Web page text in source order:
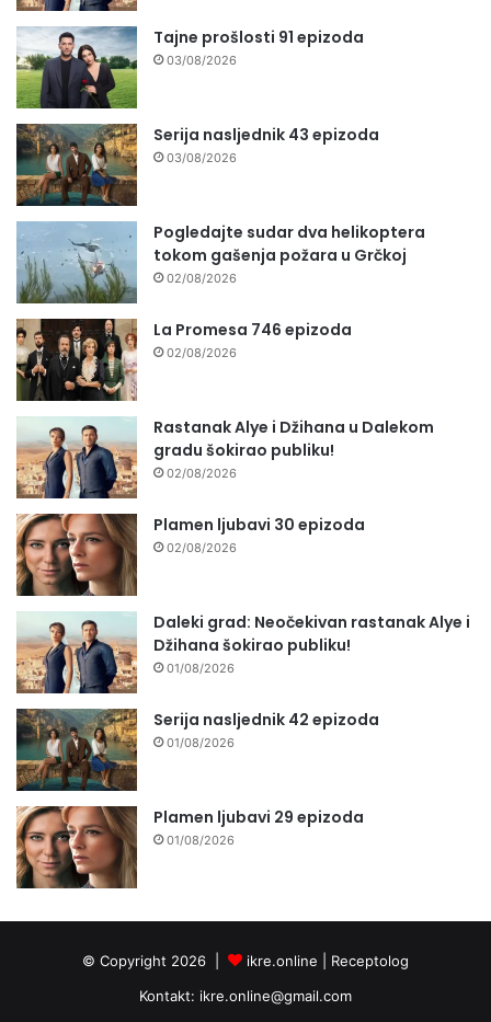
Tajne prošlosti 91 epizoda
03/08/2026
Serija nasljednik 43 epizoda
03/08/2026
Pogledajte sudar dva helikoptera
tokom gašenja požara u Grčkoj
02/08/2026
La Promesa 746 epizoda
02/08/2026
Rastanak Alye i Džihana u Dalekom
gradu šokirao publiku!
02/08/2026
Plamen ljubavi 30 epizoda
02/08/2026
Daleki grad: Neočekivan rastanak Alye i
Džihana šokirao publiku!
01/08/2026
Serija nasljednik 42 epizoda
01/08/2026
Plamen ljubavi 29 epizoda
01/08/2026
© Copyright 2026 | ikre.online | Receptolog
Kontakt: ikre.online@gmail.com